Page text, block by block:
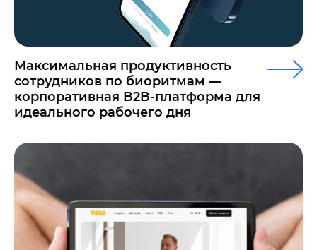
Максимальная продуктивность
сотрудников по биоритмам —
корпоративная B2B-платформа для
идеального рабочего дня